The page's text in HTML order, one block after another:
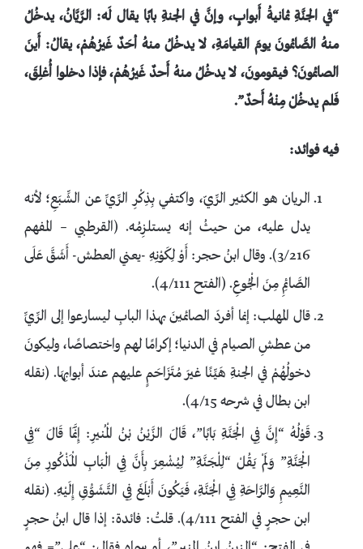
“في الجنَّةِ ثمانيةُ أَبوابٍ، وإنَّ في الجنةِ بابًا يقال لَه: الرَّيَّانُ، يدخُلُ
منهُ الصَّائمونَ يومَ القيامَةِ، لا يدخُلُ منهُ أحَدٌ غَيرُهُمْ، يقالُ: أَينَ
الصائمونَ؟ فيقومونَ، لا يدخُلُ منهُ أَحدٌ غَيرُهُمْ، فإذا دخلوا أُغلِقَ،
فَلم يدخُلْ مِنْهُ أَحدٌ”.
فيه فوائد:
الريان هو الكثير الرِّيّ، واكتفي بِذِكْرِ الرِّيِّ عن الشِّبَعِ؛ لأنه
يدل عليه، من حيثُ إنه يستلزِمُه. (القرطبي – المفهم
3/216). وقال ابنُ حجر: أَوْ لِكَوْنِهِ -يعني العطش- أَشَقَّ عَلَى
الصَّائِمِ مِنَ الْجُوعِ. (الفتح 4/111).
قال المهلب: إنما أفردَ الصائمينَ بهذا البابِ ليسارعوا إلى الرِّيِّ
من عطشِ الصيام في الدنيا؛ إكرامًا لهم واختصاصًا، وليكونَ
دخولُهُمْ في الجنةِ هَيِّنًا غيرَ مُتَزَاحَمٍ عليهم عندَ أبوابِهَا. (نقله
ابن بطال في شرحه 4/15).
قَوْلُهُ “إِنَّ فِي الْجَنَّةِ بَابًا”، قَالَ الزَّيْنُ بْنُ الْمُنيرِ: إِنَّمَا قَالَ “فِي
الْجَنَّةِ” وَلَمْ يَقُلْ “لِلْجَنَّةِ” لِيُشْعِرَ بِأَنَّ فِي الْبَابِ الْمَذْكُورِ مِنَ
النَّعِيمِ وَالرَّاحَةِ فِي الْجَنَّةِ، فَيَكُونَ أَبْلَغَ فِي التَّشَوُّقِ إِلَيْهِ. (نقله
ابن حجرٍ في الفتح 4/111). قلتُ: فائدة: إذا قال ابنُ حجرٍ